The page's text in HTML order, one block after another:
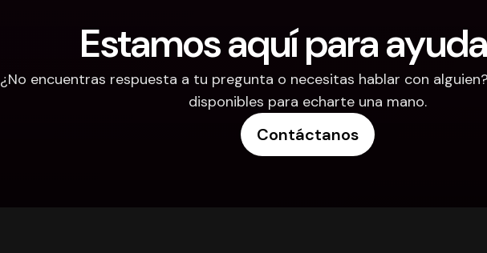
Estamos aquí para
¿No encuentras respuesta a tu pregunta o necesitas hablar con
disponibles para echarte una mano.
Contáctanos